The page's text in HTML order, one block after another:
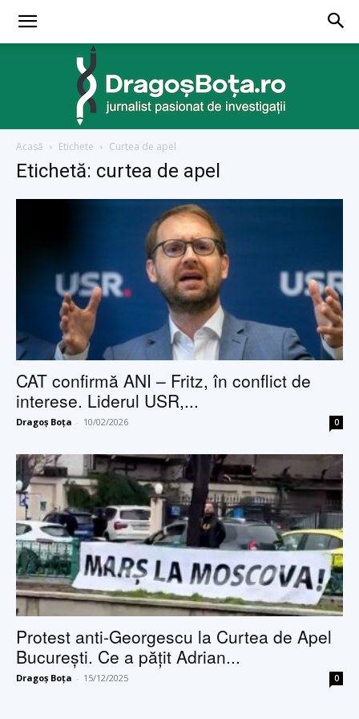
dragosbota.ro
Acasă Etichete Curtea de apel
Etichetă: curtea de apel
CAT confirmă ANI – Fritz, în conflict de
interese. Liderul USR,...
Dragoș Boța - 10/02/2026 0
Protest anti-Georgescu la Curtea de Apel
București. Ce a pățit Adrian...
Dragoș Boța - 15/12/2025 0